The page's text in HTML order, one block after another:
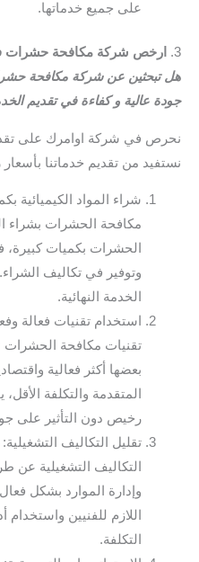
على جميع خدماتها.
3.
ارخص شركة مكافحة حشرات
هل تبحثين عن شركة مكافحة
جودة عالية و كفاءة في تقديم
نحرص في شركة اوامرك على
نستفيد من تقديم خدماتنا
شراء المواد الكيميائية
مكافحة الحشرات بشراء
الحشرات بكميات
وتوفير في تكاليف
الخدمة النهائية.
استخدام تقنيات فعالة
تقنيات مكافحة
بعضها أكثر فعالية
المتقدمة والتكلفة
رخيص دون التأثير على
تقليل التكاليف
التكاليف التشغيلية عن
وإدارة الموارد بشكل
اللازم للفنيين
التكلفة.